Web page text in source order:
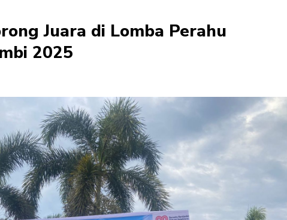
Juara di Lomba Perahu
2025